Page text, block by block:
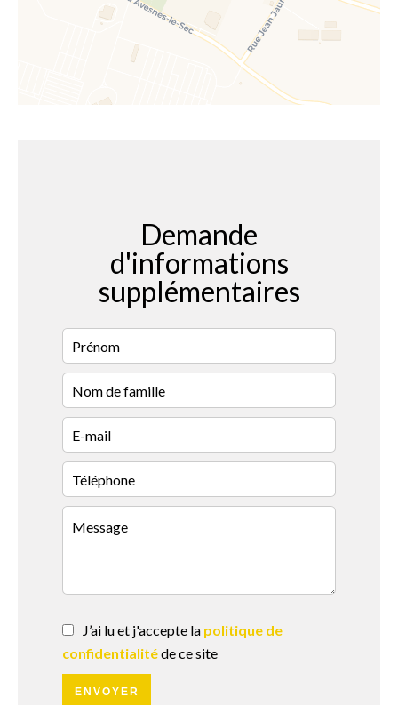
Demande
d'informations
supplémentaires
J’ai lu et j'accepte la politique de
confidentialitéde ce site
ENVOYER